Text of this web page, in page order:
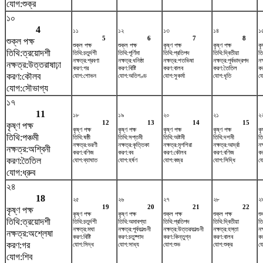
যোগ:শুক্র
১০
4
শুক্ল পক্ষ
তিথি:ত্রয়োদশী
নক্ষত্র:উত্তরাষাঢ়া
করণ:কৌলব
যোগ:সৌভাগ্য
১১
5
শুক্ল পক্ষ
তিথি:চতুর্দশী
নক্ষত্র:শ্রবণা
করণ:গর
যোগ:শোভন
১২
6
শুক্ল পক্ষ
তিথি:পূর্ণিমা
নক্ষত্র:ধনিষ্ঠা
করণ:বিষ্টি
যোগ:অতিগণ্ড
১৩
7
কৃষ্ণ পক্ষ
তিথি:প্রতিপদ
নক্ষত্র:শতভিষ‌া
করণ:বালব
যোগ:সুকর্মা
১৪
8
কৃষ্ণ পক্ষ
তিথি:দ্বিতীয়া
নক্ষত্র:পূর্বভাদ্রপদ
করণ:তৈতিল
যোগ:ধৃতি
১৭
11
কৃষ্ণ পক্ষ
তিথি:পঞ্চমী
নক্ষত্র:অশ্বিনী
করণ:তৈতিল
যোগ:ধ্রুব
১৮
12
কৃষ্ণ পক্ষ
তিথি:ষষ্ঠী
নক্ষত্র:ভরণী
করণ:বণিজ
যোগ:ব্যাঘাত
১৯
13
কৃষ্ণ পক্ষ
তিথি:সপ্তমী
নক্ষত্র:কৃত্তিকা
করণ:বব
যোগ:হর্ষণ
২০
14
কৃষ্ণ পক্ষ
তিথি:অষ্টমী
নক্ষত্র:মৃগশিরা
করণ:কৌলব
যোগ:বজ্র
২১
15
কৃষ্ণ পক্ষ
তিথি:দশমী
নক্ষত্র:আর্দ্রা
করণ:বণিজ
যোগ:সিদ্ধি
২৪
18
কৃষ্ণ পক্ষ
তিথি:ত্রয়োদশী
নক্ষত্র:অশ্লেষা
করণ:গর
যোগ:শিব
২৫
19
কৃষ্ণ পক্ষ
তিথি:চতুর্দশী
নক্ষত্র:মঘা
করণ:বিষ্টি
যোগ:সিদ্ধ
২৬
20
কৃষ্ণ পক্ষ
তিথি:অমাবশ্যা
নক্ষত্র:পূর্বফাল্গুনী
করণ:চতুষ্পাদ
যোগ:সাধ্য
২৭
21
শুক্ল পক্ষ
তিথি:প্রতিপদ
নক্ষত্র:উত্তরফাল্গুনী
করণ:কিন্তুগ্ন
যোগ:শুভ
২৮
22
শুক্ল পক্ষ
তিথি:দ্বিতীয়া
নক্ষত্র:হস্তা
করণ:বালব
যোগ:শুক্র